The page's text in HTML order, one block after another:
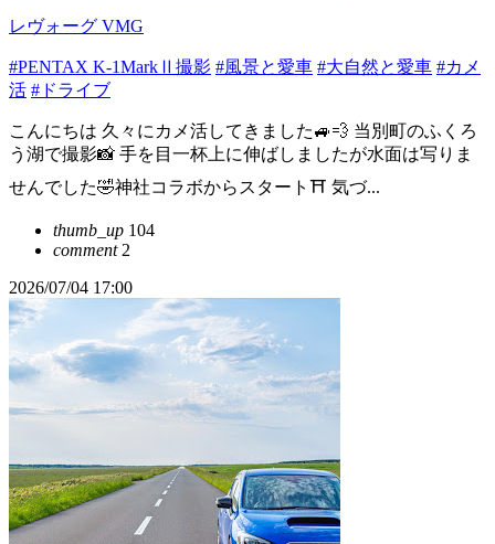
レヴォーグ VMG
#PENTAX K-1MarkⅡ撮影 #風景と愛車 #大自然と愛車 #カメ
活 #ドライブ
こんにちは 久々にカメ活してきました🚙💨 当別町のふくろ
う湖で撮影📸 手を目一杯上に伸ばしましたが水面は写りま
せんでした🤣神社コラボからスタート⛩️ 気づ...
thumb_up 104
comment2
2026/07/04 17:00